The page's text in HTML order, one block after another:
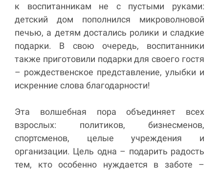
к воспитанникам не с пустыми руками:
детский дом пополнился микроволновой
печью, а детям достались ролики и сладкие
подарки. В свою очередь, воспитанники
также приготовили подарки для своего гостя
– рождественское представление, улыбки и
искренние слова благодарности!
Эта волшебная пора объединяет всех
взрослых: политиков, бизнесменов,
спортсменов, целые учреждения и
организации. Цель одна – подарить радость
тем, кто особенно нуждается в заботе –